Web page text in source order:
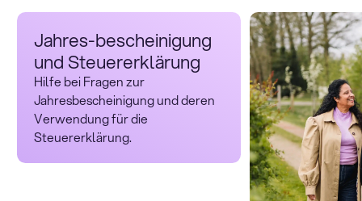
Jahres-bescheinigung
und Steuererklärung
Hilfe bei Fragen zur
Jahresbescheinigung und deren
Verwendung für die
Steuererklärung.